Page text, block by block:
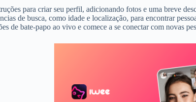
para criar seu perfil, adicionando fotos e uma breve
de busca, como idade e localização, para encontrar
de bate-papo ao vivo e comece a se conectar com novas